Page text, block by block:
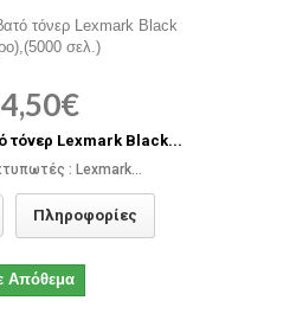
τόνερ Lexmark Black...
: Lexmark...
Πληροφορίες
Απόθεμα